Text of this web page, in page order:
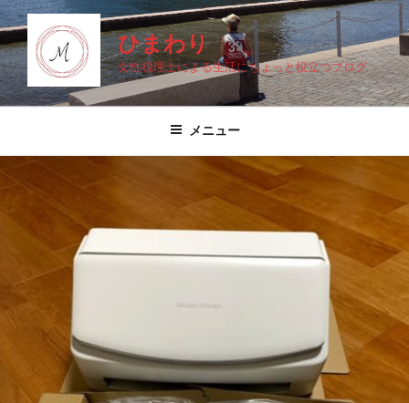
コ
ン
テ
ン
ツ
ひまわり
女性税理士による生活にちょっと役立つブログ
メニュー